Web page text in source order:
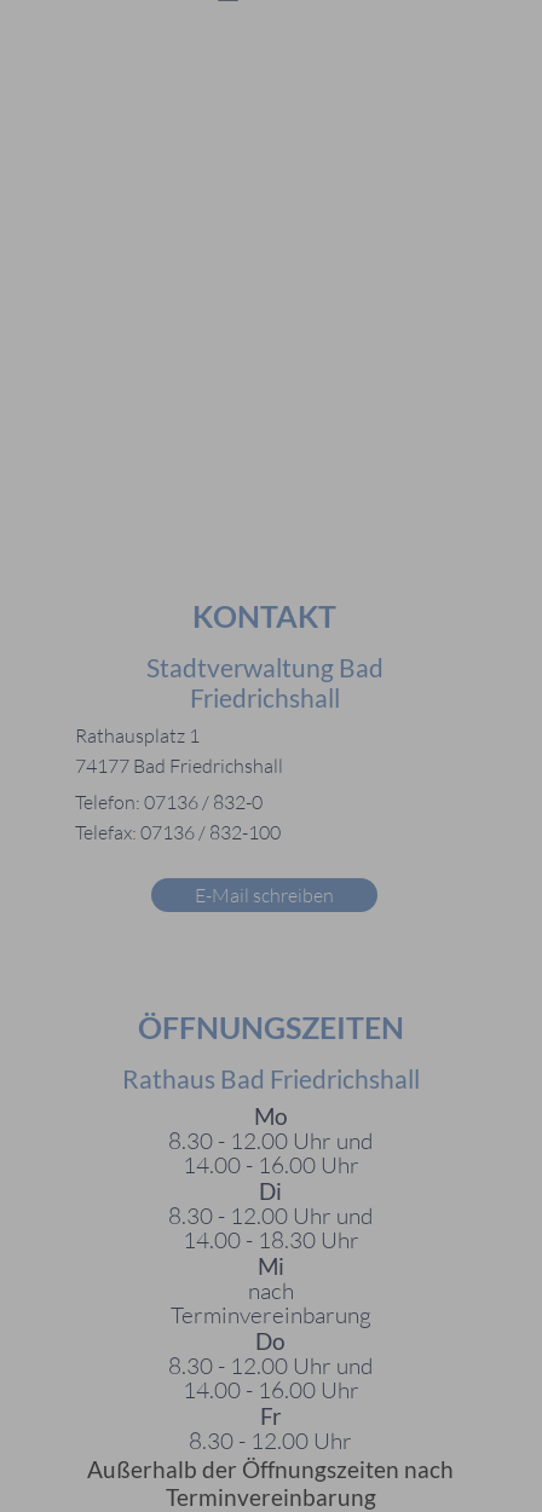
KONTAKT
Stadtverwaltung Bad
Friedrichshall
Rathausplatz 1
74177 Bad Friedrichshall
Telefon: 07136 / 832-0
Telefax: 07136 / 832-100
E-Mail schreiben
ÖFFNUNGSZEITEN
Rathaus Bad Friedrichshall
Mo
8.30 - 12.00 Uhr und
14.00 - 16.00 Uhr
Di
8.30 - 12.00 Uhr und
14.00 - 18.30 Uhr
Mi
nach
Terminvereinbarung
Do
8.30 - 12.00 Uhr und
14.00 - 16.00 Uhr
Fr
8.30 - 12.00 Uhr
Außerhalb der Öffnungszeiten nach
Terminvereinbarung